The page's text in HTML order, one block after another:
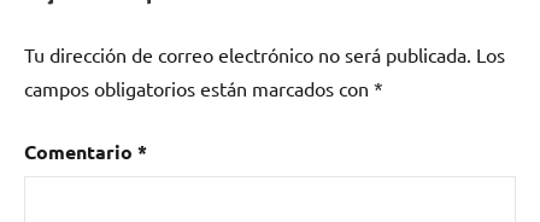
Metal
Tu dirección de correo electrónico no será publicada. Los
campos obligatorios están marcados con *
Comentario *